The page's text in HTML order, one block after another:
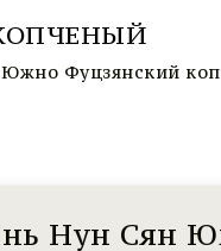
Фуцзянский
Нун Сян